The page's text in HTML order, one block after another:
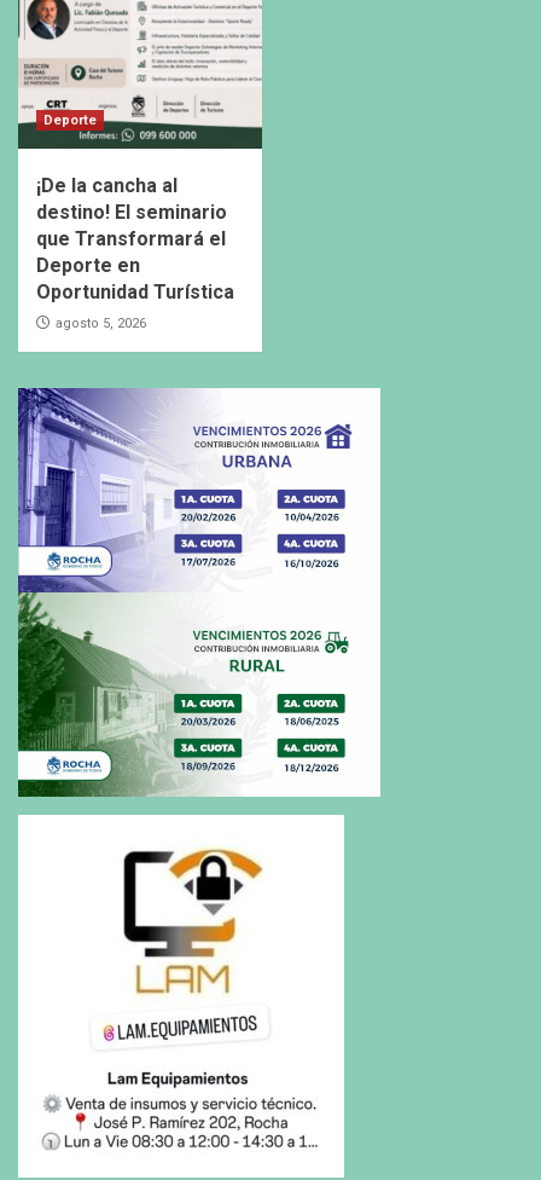
Deporte
¡De la cancha al
destino! El seminario
que Transformará el
Deporte en
Oportunidad Turística
agosto 5, 2026